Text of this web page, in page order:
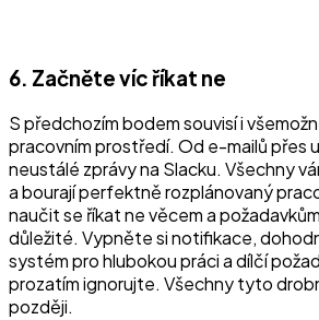
6. Začněte víc říkat ne
S předchozím bodem souvisí i
pracovním prostředí. Od e-mailů přes
neustálé zprávy na Slacku. Všechny
a bourají perfektně rozplánovaný
naučit se říkat ne věcem a
důležité. Vypněte si notifikace,
systém pro hlubokou práci a dílčí
prozatím ignorujte. Všechny tyto
později.